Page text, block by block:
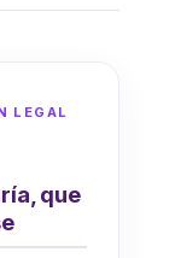
LEGAL
que